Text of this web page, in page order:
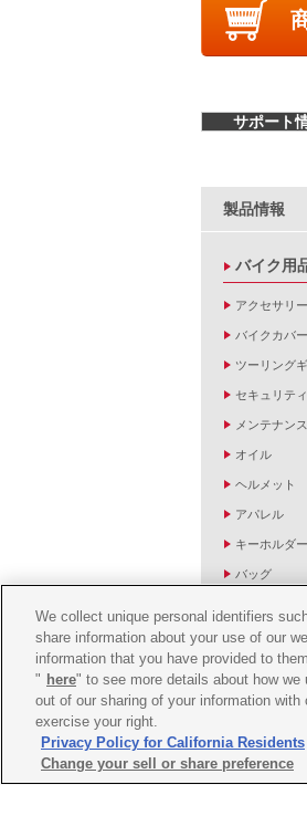
サポート
製品情報
バイク用
アクセサリー
バイクカバー
ツーリング
セキュリティ
メンテナンス
オイル
ヘルメット
アパレル
キーホルダー
バッグ
YZF R1/R6
We collect unique personal identifiers
share information about your use of our
information that you have provided to
" here" to see more details about how
out of our sharing of your information
exercise your right.
Privacy Policy for California Residents
Change your sell or share preference